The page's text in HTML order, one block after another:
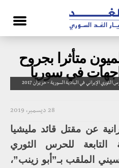
متأثرا بجروح
في سوريا
الإيراني في البادية السورية - حزيران 2017
28 ديسمبر، 2019
عن مقتل قائد مليشيا
التابعة للحرس الثوري
الملقب بـ”أبو زينب”،